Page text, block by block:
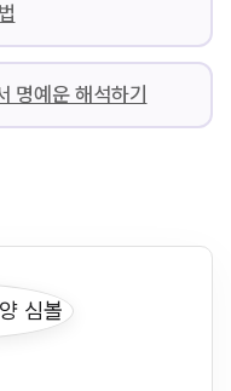
명예운 해석하기